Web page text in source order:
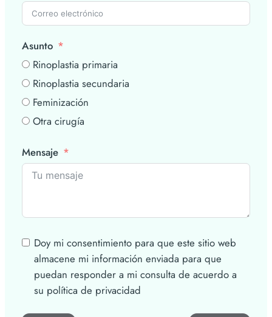
Asunto
Rinoplastia primaria
Rinoplastia secundaria
Feminización
Otra cirugía
Mensaje
Doy mi consentimiento para que este sitio web
almacene mi información enviada para que
puedan responder a mi consulta de acuerdo a
su política de privacidad